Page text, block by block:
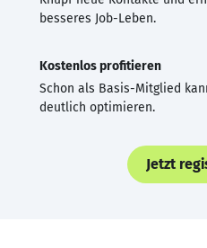
besseres Job-Leben.
Kostenlos profitieren
Schon als Basis-Mitglied
deutlich optimieren.
Jetzt